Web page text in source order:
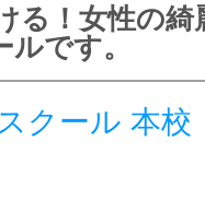
る！女性の綺
です。
クール 本校